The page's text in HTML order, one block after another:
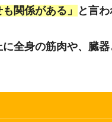
も関係がある」 と言わ
全身の筋肉や、臓